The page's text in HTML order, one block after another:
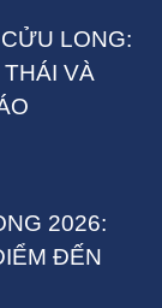
LONG:
VÀ
2026:
ĐẾN